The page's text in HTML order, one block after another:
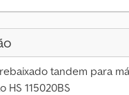
tandem para
HS 115020BS